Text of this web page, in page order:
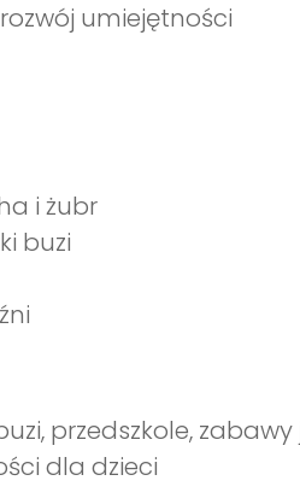
umiejętności
i żubr
buzi
przedszkole, zabawy
dla dzieci